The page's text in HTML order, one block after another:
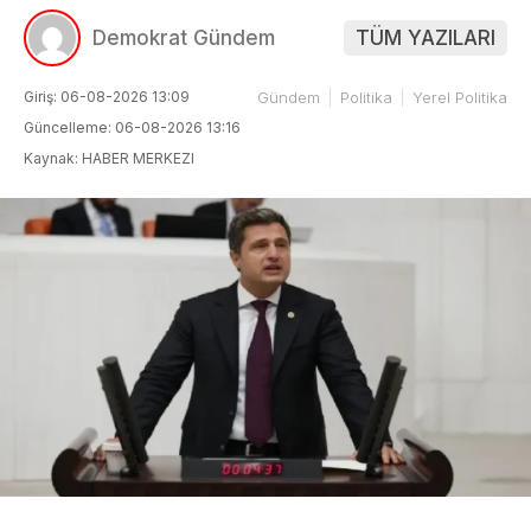
Demokrat Gündem TÜM YAZILARI
Giriş: 06-08-2026 13:09
Güncelleme: 06-08-2026 13:16
Kaynak: HABER MERKEZI
Gündem Politika Yerel Politika